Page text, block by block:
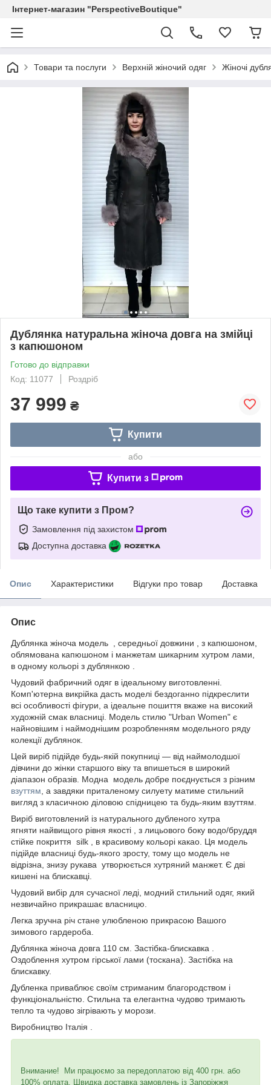
Інтернет-магазин "PerspectiveBoutique"
Товари та послуги Верхній жіночий одяг Жіночі
Дублянка натуральна жіноча довга на змійці
з капюшоном
Готово до відправки
Код: 11077
Роздріб
37 999 ₴
Купити
або
Купити з
Що таке купити з Пром?
Замовлення під захистом
Доступна доставка
Опис Характеристики Відгуки про товар Доставка
Опис
Дублянка жіноча модель , середньої довжини , з капюшоном,
облямована капюшоном і манжетам шикарним хутром лами,
в одному кольорі з дублянкою .
Чудовий фабричний одяг в ідеальному виготовленні.
Комп'ютерна викрійка дасть моделі бездоганно підкреслити
всі особливості фігури, а ідеальне пошиття вкаже на високий
художній смак власниці. Модель стилю "Urban Women" є
найновішим і наймоднішим розробленням модельного ряду
колекції дублянок.
Цей виріб підійде будь-якій покупниці — від наймолодшої
дівчини до жінки старшого віку та впишеться в широкий
діапазон образів. Модна модель добре поєднується з різним
взуттям , а завдяки приталеному силуету матиме стильний
вигляд з класичною діловою спідницею та будь-яким взуттям.
Виріб виготовлений із натурального дубленого хутра
ягняти найвищого рівня якості , з лицьового боку водо/бруддя
стійке покриття silk , в красивому кольорі какао. Ця модель
підійде власниці будь-якого зросту, тому що модель не
відрізна, знизу рукава утворюється хутряний манжет. Є дві
кишені на блискавці.
Чудовий вибір для сучасної леді, модний стильний одяг, який
незвичайно прикрашає власницю.
Легка зручна річ стане улюбленою прикрасою Вашого
зимового гардероба.
Дублянка жіноча довга 110 cм. Застібка-блискавка .
Оздоблення хутром гірської лами (тоскана). Застібка на
блискавку.
Дубленка приваблює своїм стриманим благородством і
функціональністю. Стильна та елегантна чудово тримають
тепло та чудово зігрівають у морози.
Виробництво Італія .
Внимание! Ми працюємо за передоплатою від 400 грн. або
100% оплата. Швидка доставка замовлень із Запоріжжя